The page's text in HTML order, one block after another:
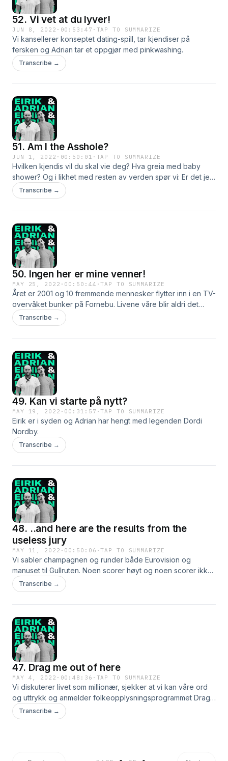
52. Vi vet at du lyver!
JUN 8, 2022 · 00:53:47 · TAP TO SUMMARIZE
Vi kansellerer konseptet dating-spill, tar kjendiser på
fersken og Adrian tar et oppgjør med pinkwashing.
Transcribe →
51. Am I the Asshole?
JUN 1, 2022 · 00:50:01 · TAP TO SUMMARIZE
Hvilken kjendis vil du skal vie deg? Hva greia med baby
shower? Og i likhet med resten av verden spør vi: Er det jeg
som er rasshølet?
Transcribe →
50. Ingen her er mine venner!
MAY 25, 2022 · 00:50:44 ·TAP TO SUMMARIZE
Året er 2001 og 10 fremmende mennesker flytter inn i en TV-
overvåket bunker på Fornebu. Livene våre blir aldri det
samme igjen. Hør også om Eirik sin rekord-romantiske uke
og Adrian sin såre historie om ungt utenforskap i ukas berg-
Transcribe →
49. Kan vi starte på nytt?
MAY 19, 2022 · 00:31:57 ·TAP TO SUMMARIZE
Eirik er i syden og Adrian har hengt med legenden Dordi
Nordby.
Transcribe →
48. ..and here are the results from the
useless jury
MAY 11, 2022 · 00:50:06 ·TAP TO SUMMARIZE
Vi sabler champagnen og runder både Eurovision og
manuset til Gullruten. Noen scorer høyt og noen scorer ikke i
det hele tatt. JK. Heia Norge!
Transcribe →
47. Drag me out of here
MAY 4, 2022 · 00:48:36 · TAP TO SUMMARIZE
Vi diskuterer livet som millionær, sjekker at vi kan våre ord
og uttrykk og anmelder folkeopplysningsprogrammet Drag
Me Out.
Transcribe →